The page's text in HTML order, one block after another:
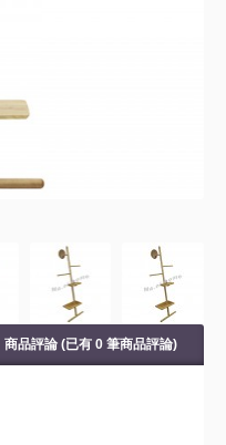
商品評論 (已有 0 筆商品評論)